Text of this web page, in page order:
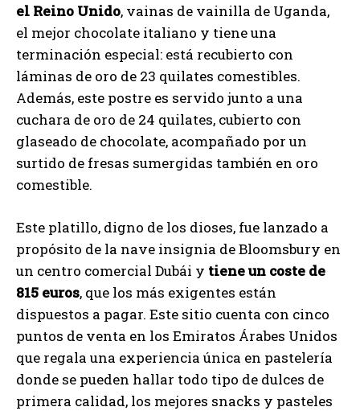
el Reino Unido, vainas de vainilla de Uganda,
el mejor chocolate italiano y tiene una
terminación especial: está recubierto con
láminas de oro de 23 quilates comestibles.
Además, este postre es servido junto a una
cuchara de oro de 24 quilates, cubierto con
glaseado de chocolate, acompañado por un
surtido de fresas sumergidas también en oro
comestible.
Este platillo, digno de los dioses, fue lanzado a
propósito de la nave insignia de Bloomsbury en
un centro comercial Dubái y tiene un coste de
815 euros, que los más exigentes están
dispuestos a pagar. Este sitio cuenta con cinco
puntos de venta en los Emiratos Árabes Unidos
que regala una experiencia única en pastelería
donde se pueden hallar todo tipo de dulces de
primera calidad, los mejores snacks y pasteles